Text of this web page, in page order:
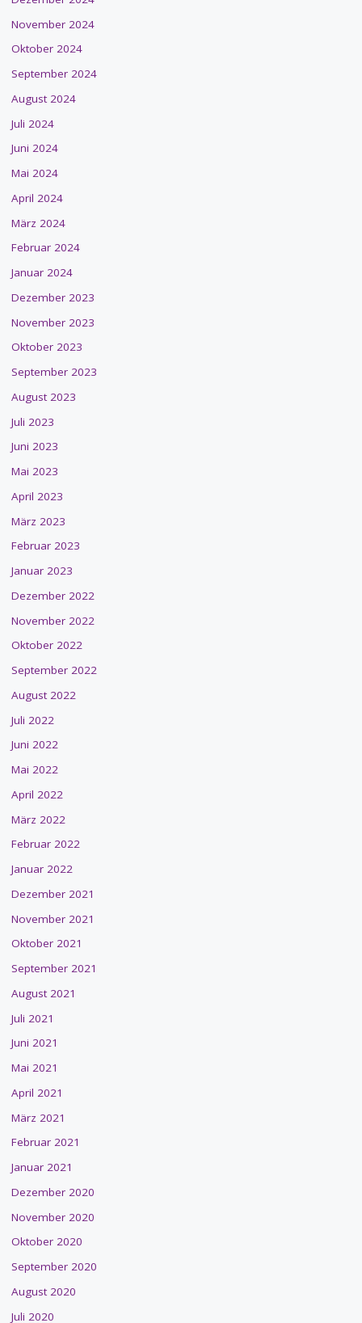
November 2024
Oktober 2024
September 2024
August 2024
Juli 2024
Juni 2024
Mai 2024
April 2024
März 2024
Februar 2024
Januar 2024
Dezember 2023
November 2023
Oktober 2023
September 2023
August 2023
Juli 2023
Juni 2023
Mai 2023
April 2023
März 2023
Februar 2023
Januar 2023
Dezember 2022
November 2022
Oktober 2022
September 2022
August 2022
Juli 2022
Juni 2022
Mai 2022
April 2022
März 2022
Februar 2022
Januar 2022
Dezember 2021
November 2021
Oktober 2021
September 2021
August 2021
Juli 2021
Juni 2021
Mai 2021
April 2021
März 2021
Februar 2021
Januar 2021
Dezember 2020
November 2020
Oktober 2020
September 2020
August 2020
Juli 2020